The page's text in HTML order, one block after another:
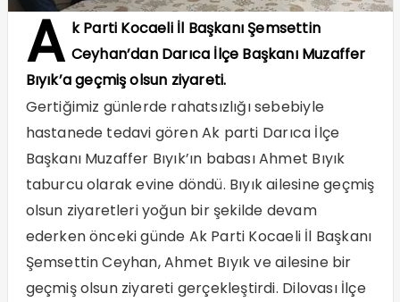
A k Parti Kocaeli İl Başkanı Şemsettin
Ceyhan’dan Darıca İlçe Başkanı Muzaffer
Bıyık’a geçmiş olsun ziyareti.
Gertiğimiz günlerde rahatsızlığı sebebiyle
hastanede tedavi gören Ak parti Darıca İlçe
Başkanı Muzaffer Bıyık’ın babası Ahmet Bıyık
taburcu olarak evine döndü. Bıyık ailesine geçmiş
olsun ziyaretleri yoğun bir şekilde devam
ederken önceki günde Ak Parti Kocaeli İl Başkanı
Şemsettin Ceyhan, Ahmet Bıyık ve ailesine bir
geçmiş olsun ziyareti gerçekleştirdi. Dilovası İlçe